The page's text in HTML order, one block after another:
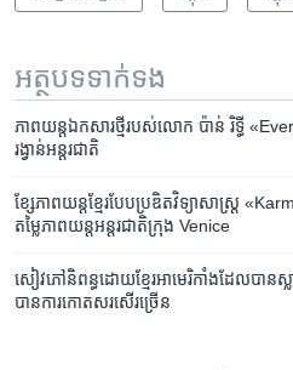
អត្ថបទ​ទាក់ទង
ភាពយន្ត​ឯកសារ​ថ្មី​របស់​លោក ប៉ាន់ រិទ្ធី
រង្វាន់​អន្តរជាតិ
ខ្សែភាពយន្តខ្មែរ​​បែប​ប្រឌិត​វិទ្យាសាស្ត្រ​
តម្លៃ​ភាពយន្ត​អន្តរជាតិ​​ក្រុង Venice
សៀវភៅ​និពន្ធ​ដោយ​ខ្មែរអាមេរិកាំង​ដែល​បា
បាន​ការ​កោត​សរសើរ​ច្រើន